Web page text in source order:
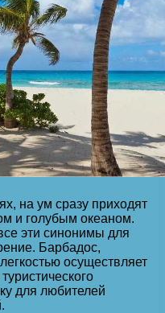
на ум сразу приходят
и голубым океаном.
эти синонимы для
Барбадос,
осуществляет
для любителей